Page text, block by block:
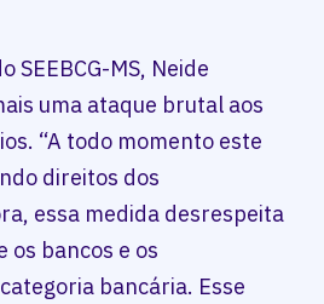
SEEBCG-MS, Neide
uma ataque brutal aos
“A todo momento este
direitos dos
essa medida desrespeita
os bancos e os
bancária. Esse